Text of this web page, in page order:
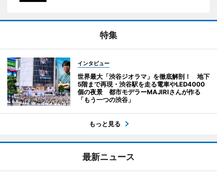
特集
インタビュー
世界最大「渋谷ジオラマ」を徹底解剖！ 地下
5階まで再現・渋谷駅を走る電車やLED4000
個の夜景 都市モデラーMAJIRIさんが作る
「もう一つの渋谷」
もっと見る
最新ニュース